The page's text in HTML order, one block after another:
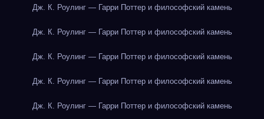
Дж. К. Роулинг — Гарри Поттер и философский камень
Дж. К. Роулинг — Гарри Поттер и философский камень
Дж. К. Роулинг — Гарри Поттер и философский камень
Дж. К. Роулинг — Гарри Поттер и философский камень
Дж. К. Роулинг — Гарри Поттер и философский камень